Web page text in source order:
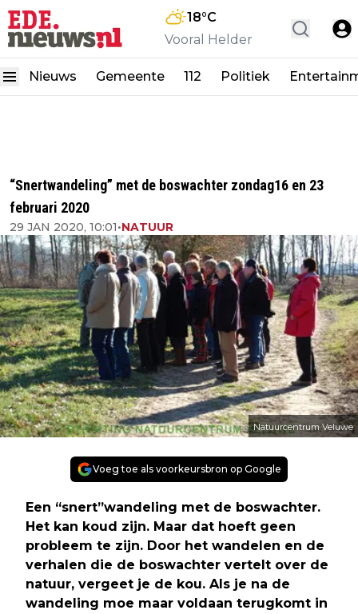
18°C
Vooral Helder
Nieuws Gemeente 112 Politiek
“Snertwandeling” met de boswachter zondag16 en 23
februari 2020
29 JAN 2020, 10:01•NATUUR
Natuurcentrum Veluwe
Voeg toe als voorkeursbron op Google
Een “snert”wandeling met de boswachter.
Het kan koud zijn. Maar dat hoeft geen
probleem te zijn. Door het wandelen en de
verhalen die de boswachter vertelt over de
natuur, vergeet je de kou. Als je na de
wandeling moe maar voldaan terugkomt in